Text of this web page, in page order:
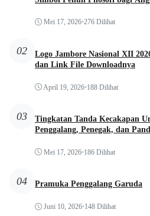
Mei 17, 2026•276 Dilihat
02
Logo Jambore Nasional XII
dan Link File Downloadnya
April 19, 2026•188 Dilihat
03
Tingkatan Tanda Kecakapan
Penggalang, Penegak, dan
Mei 17, 2026•186 Dilihat
04 Pramuka Penggalang Garuda
Juni 10, 2026•148 Dilihat